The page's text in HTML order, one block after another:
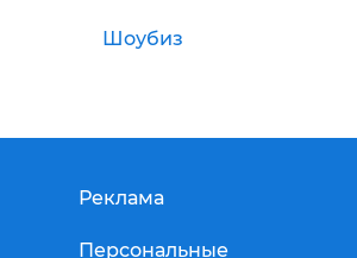
Шоубиз
Реклама
Персональные